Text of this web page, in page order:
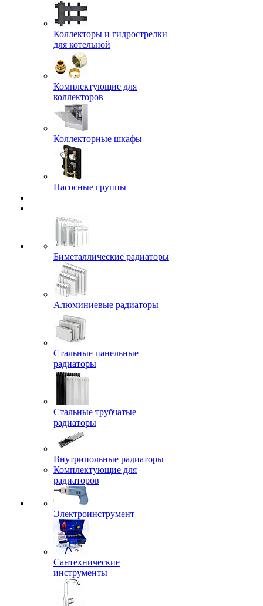
Коллекторы и гидрострелки
для котельной
Комплектующие для
коллекторов
Коллекторные шкафы
Насосные группы
Биметаллические радиаторы
Алюминиевые радиаторы
Стальные панельные
радиаторы
Стальные трубчатые
радиаторы
Внутрипольные радиаторы
Комплектующие для
радиаторов
Электроинструмент
Сантехнические
инструменты